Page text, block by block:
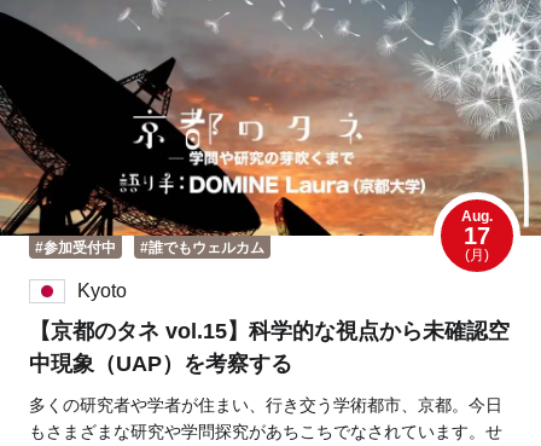
#参加受付中 #誰でもウェルカム
Aug.
17
(月)
Kyoto
【京都のタネ vol.15】科学的な視点から未確認空
中現象（UAP）を考察する
多くの研究者や学者が住まい、行き交う学術都市、京都。今日
もさまざまな研究や学問探究があちこちでなされています。せ